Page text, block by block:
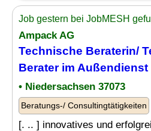
Job gestern bei JobMESH
Ampack AG
Technische Beraterin/
Beraterim Außendienst
• Niedersachsen 37073
Beratungs-/ Consultingtätigkeiten
[. .. ] innovatives und